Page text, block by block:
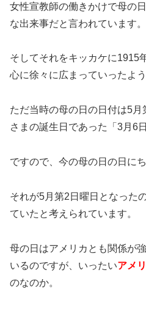
女性宣教師の働きかけで母の
な出来事だと言われています。
そしてそれをキッカケに1915
心に徐々に広まっていったよう
ただ当時の母の日の日付は5
さまの誕生日であった「3月6
ですので、今の母の日の日に
それが5月第2日曜日となった
ていたと考えられています。
母の日はアメリカとも関係が
いるのですが、いったいアメ
のなのか。